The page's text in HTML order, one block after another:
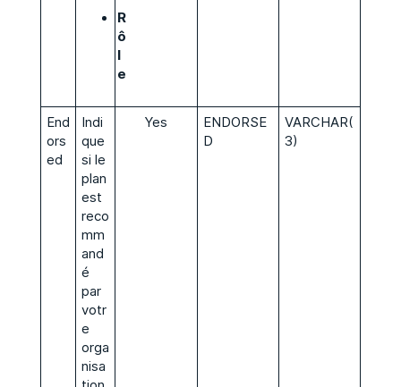
R
ô
l
e
End
ors
ed
Indi
que
si le
plan
est
reco
mm
and
é
par
votr
e
orga
nisa
Yes
ENDORSE
D
VARCHAR(
3)